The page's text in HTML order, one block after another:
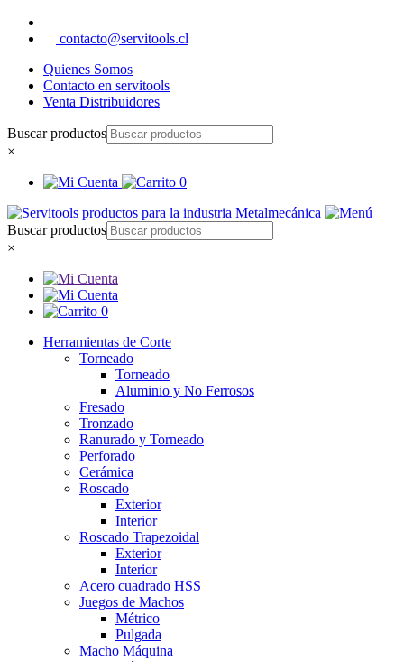
contacto@servitools.cl
Quienes Somos
Contacto en servitools
Venta Distribuidores
Buscar productos
×
0
Buscar productos
×
0
Herramientas de Corte
Torneado
Torneado
Aluminio y No Ferrosos
Fresado
Tronzado
Ranurado y Torneado
Perforado
Cerámica
Roscado
Exterior
Interior
Roscado Trapezoidal
Exterior
Interior
Acero cuadrado HSS
Juegos de Machos
Métrico
Pulgada
Macho Máquina